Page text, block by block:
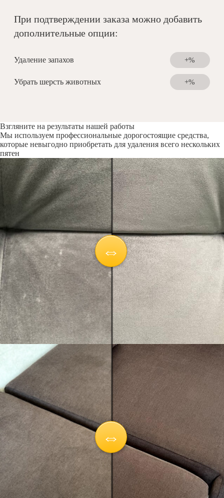
При подтверждении заказа можно добавить
дополнительные опции:
Удаление запахов +%
Убрать шерсть животных +%
Взгляните на результаты нашей работы
Мы используем профессиональные дорогостоящие средства,
которые невыгодно приобретать для удаления всего нескольких
пятен